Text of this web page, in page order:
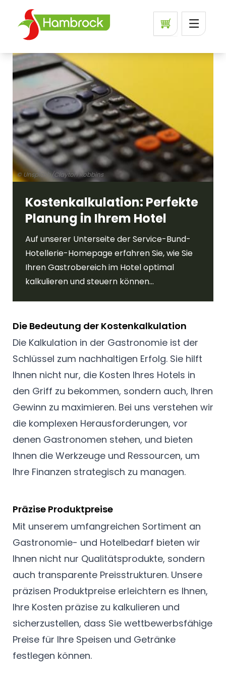
© Unsplash/Clayton Robbins
Kostenkalkulation: Perfekte
Planung in Ihrem Hotel
Auf unserer Unterseite der Service-Bund-
Hotellerie-Homepage erfahren Sie, wie Sie
Ihren Gastrobereich im Hotel optimal
kalkulieren und steuern können...
Die Bedeutung der Kostenkalkulation
Die Kalkulation in der Gastronomie ist der
Schlüssel zum nachhaltigen Erfolg. Sie hilft
Ihnen nicht nur, die Kosten Ihres Hotels in
den Griff zu bekommen, sondern auch, Ihren
Gewinn zu maximieren. Bei uns verstehen wir
die komplexen Herausforderungen, vor
denen Gastronomen stehen, und bieten
Ihnen die Werkzeuge und Ressourcen, um
Ihre Finanzen strategisch zu managen.
Präzise Produktpreise
Mit unserem umfangreichen Sortiment an
Gastronomie- und Hotelbedarf bieten wir
Ihnen nicht nur Qualitätsprodukte, sondern
auch transparente Preisstrukturen. Unsere
präzisen Produktpreise erleichtern es Ihnen,
Ihre Kosten präzise zu kalkulieren und
sicherzustellen, dass Sie wettbewerbsfähige
Preise für Ihre Speisen und Getränke
festlegen können.